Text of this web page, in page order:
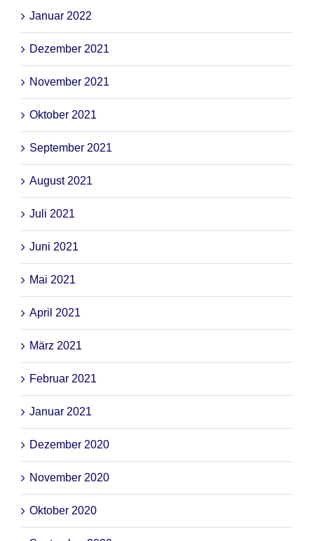
Januar 2022
Dezember 2021
November 2021
Oktober 2021
September 2021
August 2021
Juli 2021
Juni 2021
Mai 2021
April 2021
März 2021
Februar 2021
Januar 2021
Dezember 2020
November 2020
Oktober 2020